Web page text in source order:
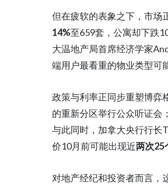
但在疲软的表象之下，市场
14%至659套，公寓却下跌
大温地产局首席经济学家
端用户最看重的物业类型可
政策与利率正同步重塑博弈
的重新分区举行公众听证会
与此同时，加拿大央行行长
价10月前可能出现近两次25
对地产经纪和投资者而言，